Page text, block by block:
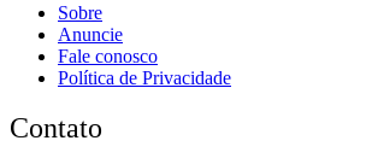
Sobre
Anuncie
Fale conosco
Política de Privacidade
Contato